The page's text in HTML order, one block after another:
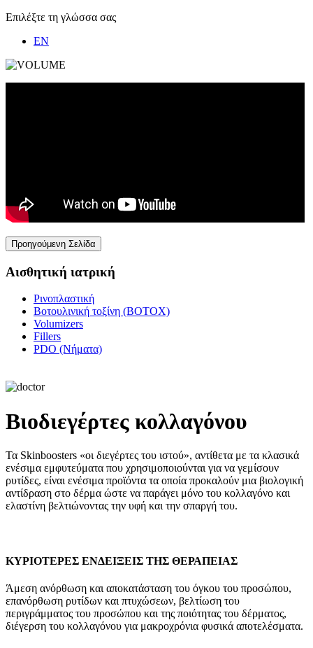
Επιλέξτε τη γλώσσα σας
EN
Αισθητική ιατρική
Ρινοπλαστική
Βοτουλινική τοξίνη (BOTOX)
Volumizers
Fillers
PDO (Νήματα)
Βιοδιεγέρτες κολλαγόνου
Τα Skinboosters «οι διεγέρτες του ιστού», αντίθετα με τα κλασικά
ενέσιμα εμφυτεύματα που χρησιμοποιούνται για να γεμίσουν
ρυτίδες, είναι ενέσιμα προϊόντα τα οποία προκαλούν μια βιολογική
αντίδραση στο δέρμα ώστε να παράγει μόνο του κολλαγόνο και
ελαστίνη βελτιώνοντας την υφή και την σπαργή του.
ΚΥΡΙΟΤΕΡΕΣ ΕΝΔΕΙΞΕΙΣ ΤΗΣ ΘΕΡΑΠΕΙΑΣ
Άμεση ανόρθωση και αποκατάσταση του όγκου του προσώπου,
επανόρθωση ρυτίδων και πτυχώσεων, βελτίωση του
περιγράμματος του προσώπου και της ποιότητας του δέρματος,
διέγερση του κολλαγόνου για μακροχρόνια φυσικά αποτελέσματα.